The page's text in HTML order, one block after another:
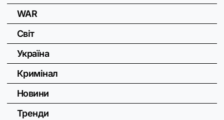
WAR
Світ
Україна
Кримінал
Новини
Тренди